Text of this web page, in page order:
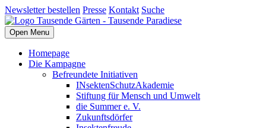
Newsletter bestellen Presse Kontakt Suche
Open Menu
Homepage
Die Kampagne
Befreundete Initiativen
INsektenSchutzAkademie
Stiftung für Mensch und Umwelt
die Summer e. V.
Zukunftsdörfer